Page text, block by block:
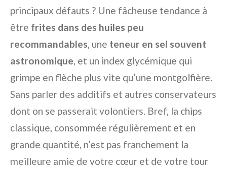
principaux défauts ? Une fâcheuse tendance à
être frites dans des huiles peu
recommandables, une teneur en sel souvent
astronomique, et un index glycémique qui
grimpe en flèche plus vite qu’une montgolfière.
Sans parler des additifs et autres conservateurs
dont on se passerait volontiers. Bref, la chips
classique, consommée régulièrement et en
grande quantité, n’est pas franchement la
meilleure amie de votre cœur et de votre tour